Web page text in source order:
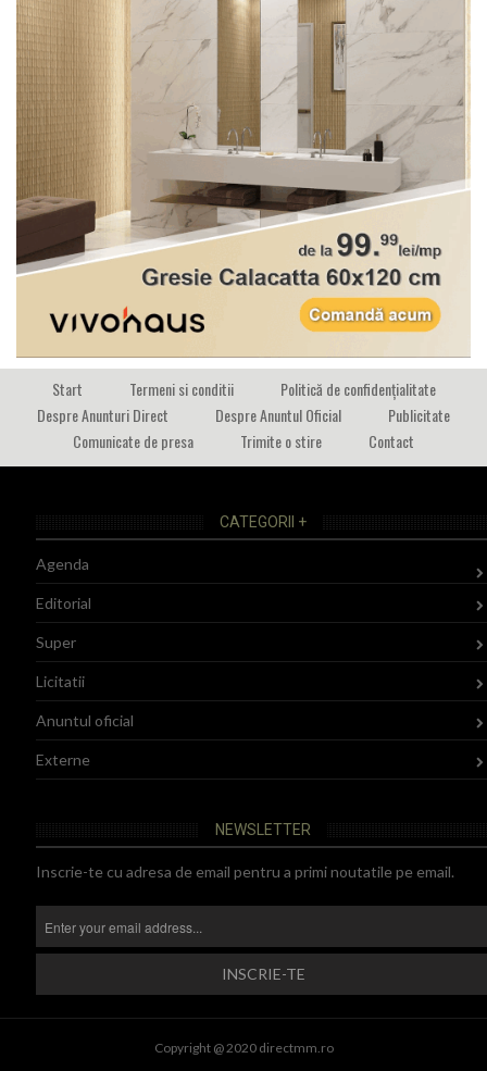
Start Termeni si conditii
Politică de confidențialitate
Despre Anunturi Direct
Despre Anuntul Oficial
Publicitate
Comunicate de presa
Trimite o stire Contact
CATEGORII +
Agenda
Editorial
Super
Licitatii
Anuntul oficial
Externe
NEWSLETTER
Inscrie-te cu adresa de email pentru a primi noutatile pe email.
Copyright @ 2020 directmm.ro